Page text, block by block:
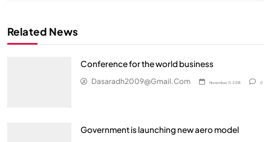
Related News
Conference for the world business
Dasaradh2009@gmail.com November 11, 2018 0
Government is launching new aero model